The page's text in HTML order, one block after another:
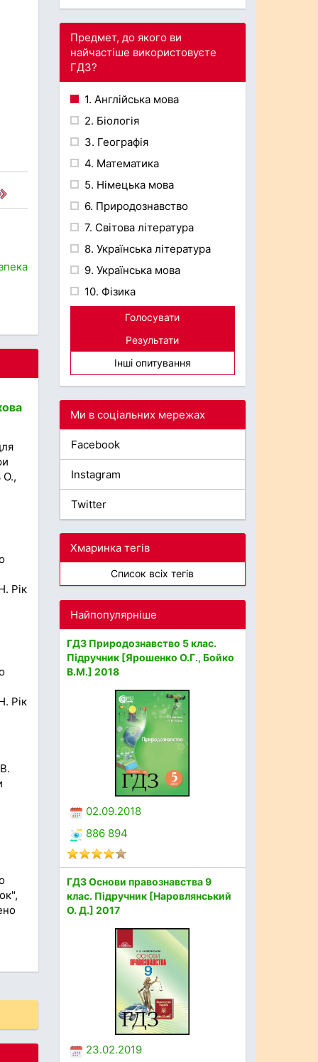
О.,
Рік
Рік
Предмет, до якого ви
найчастіше використовуєте
ГДЗ?
1. Англійська мова
2. Біологія
3. Географія
4. Математика
5. Німецька мова
6. Природознавство
7. Світова література
8. Українська література
9. Українська мова
10. Фізика
Голосувати
Результати
Інші опитування
Ми в соціальних мережах
Facebook
Instagram
Twitter
Хмаринка тегів
Список всіх тегів
Найпопулярніше
ГДЗ Природознавство 5 клас.
Підручник [Ярошенко О.Г., Бойко
В.М.] 2018
02.09.2018
886 894
ГДЗ Основи правознавства 9
клас. Підручник [Наровлянський
О. Д.] 2017
23.02.2019